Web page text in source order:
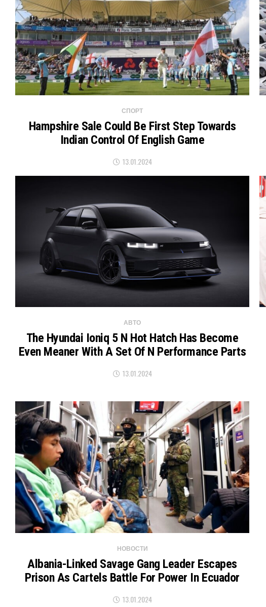
СПОРТ
Hampshire Sale Could Be First Step Towards
Indian Control Of English Game
13.01.2024
АВТО
The Hyundai Ioniq 5 N Hot Hatch Has Become
Even Meaner With A Set Of N Performance Parts
13.01.2024
НОВОСТИ
Albania-Linked Savage Gang Leader Escapes
Prison As Cartels Battle For Power In Ecuador
13.01.2024